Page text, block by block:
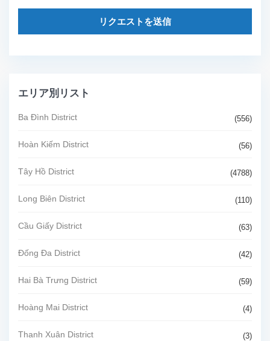
リクエストを送信
エリア別リスト
Ba Đình District (556)
Hoàn Kiếm District (56)
Tây Hồ District (4788)
Long Biên District (110)
Cầu Giấy District (63)
Đống Đa District (42)
Hai Bà Trưng District (59)
Hoàng Mai District (4)
Thanh Xuân District (3)